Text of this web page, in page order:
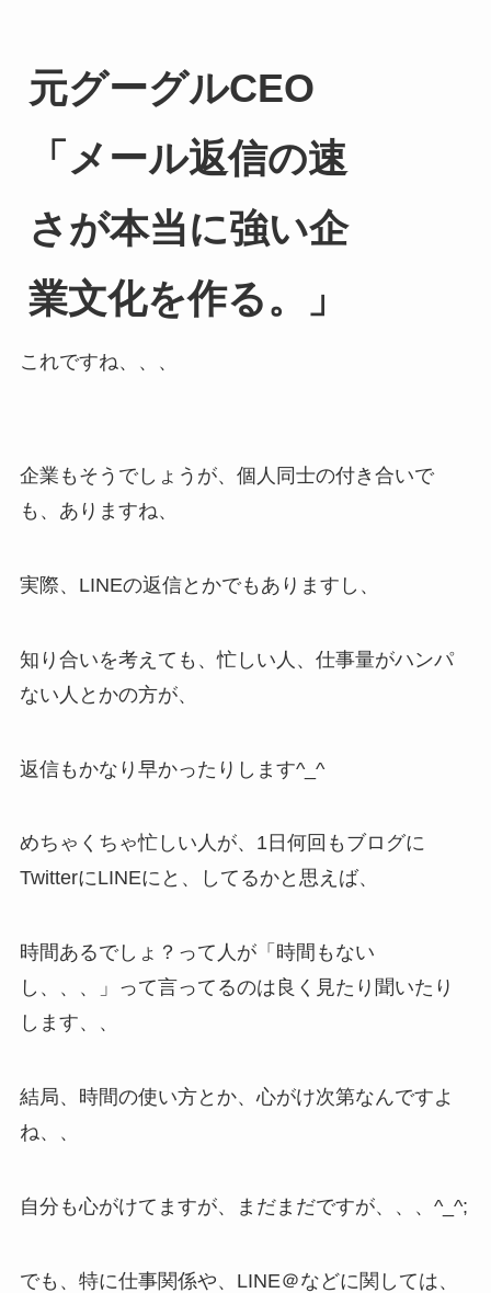
元グーグルCEO
「メール返信の速
さが本当に強い企
業文化を作る。」
これですね、、、
企業もそうでしょうが、個人同士の付き合いで
も、ありますね、
実際、LINEの返信とかでもありますし、
知り合いを考えても、忙しい人、仕事量がハンパ
ない人とかの方が、
返信もかなり早かったりします^_^
めちゃくちゃ忙しい人が、1日何回もブログに
TwitterにLINEにと、してるかと思えば、
時間あるでしょ？って人が「時間もない
し、、、」って言ってるのは良く見たり聞いたり
します、、
結局、時間の使い方とか、心がけ次第なんですよ
ね、、
自分も心がけてますが、まだまだですが、、、^_^;
でも、特に仕事関係や、LINE＠などに関しては、